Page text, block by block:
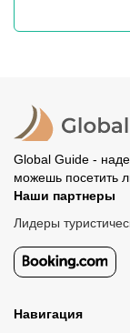
Global Guide -
можешь посетить
Наши партнеры
Лидеры
Навигация